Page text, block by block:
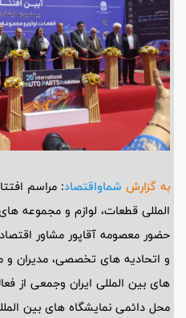
به گزارش شماواقتصاد: مراسم
حضور معصومه آقاپور مشاور
و اتحادیه های تخصصی، مدیران و
های بین المللی ایران وجمعی از
محل دائمی نمایشگاه های بین